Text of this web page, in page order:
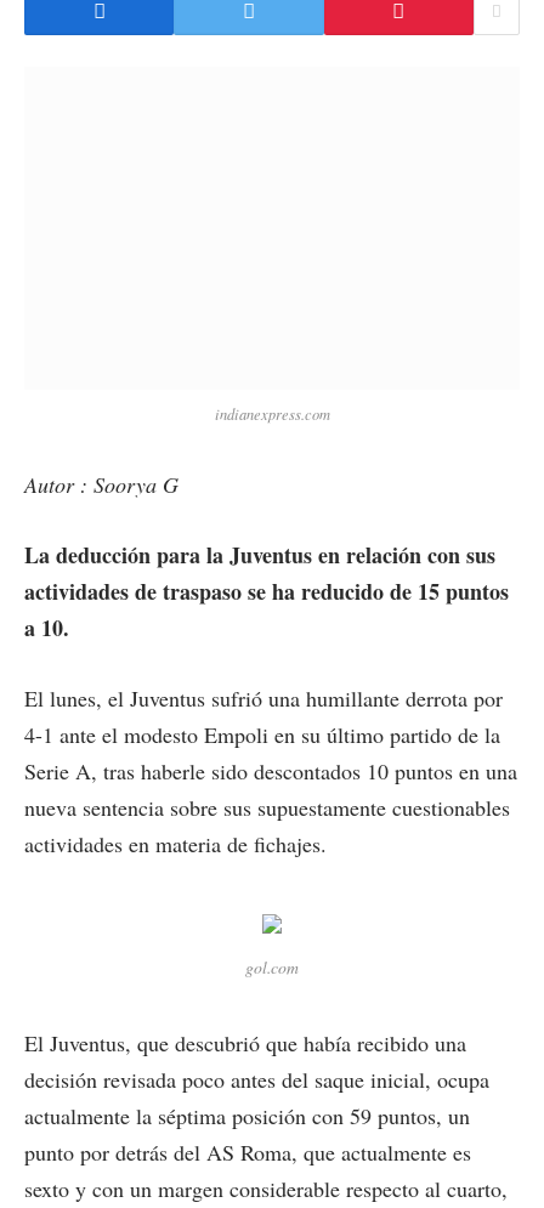
indianexpress.com
Autor : Soorya G
La deducción para la Juventus en relación con sus
actividades de traspaso se ha reducido de 15 puntos
a 10.
El lunes, el Juventus sufrió una humillante derrota por
4-1 ante el modesto Empoli en su último partido de la
Serie A, tras haberle sido descontados 10 puntos en una
nueva sentencia sobre sus supuestamente cuestionables
actividades en materia de fichajes.
gol.com
El Juventus, que descubrió que había recibido una
decisión revisada poco antes del saque inicial, ocupa
actualmente la séptima posición con 59 puntos, un
punto por detrás del AS Roma, que actualmente es
sexto y con un margen considerable respecto al cuarto,